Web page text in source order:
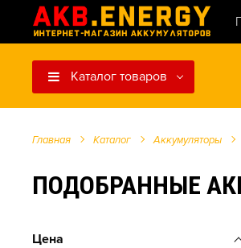
Каталог товаров
Главная Каталог Аккумуляторы
ПОДОБРАННЫЕ
Цена